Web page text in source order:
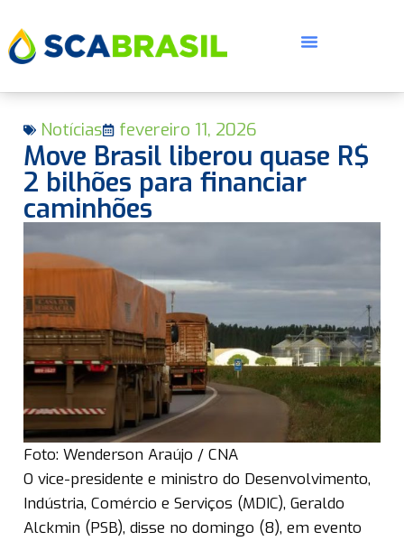
Notícias fevereiro 11, 2026
Move Brasil liberou quase R$
2 bilhões para financiar
caminhões
Foto: Wenderson Araújo / CNA
O vice-presidente e ministro do Desenvolvimento,
Indústria, Comércio e Serviços (MDIC), Geraldo
Alckmin (PSB), disse no domingo (8), em evento